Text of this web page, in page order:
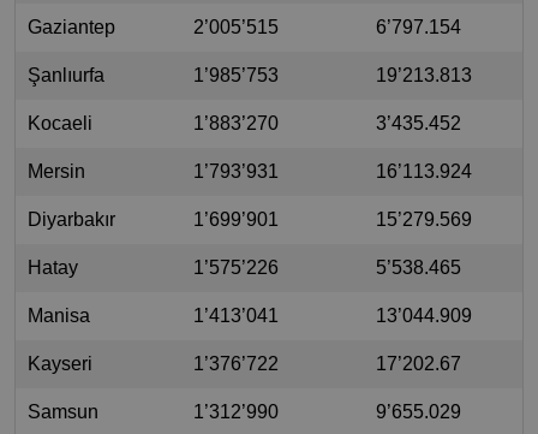
Gaziantep 2’005’515 6’797.154
Şanlıurfa 1’985’753 19’213.813
Kocaeli 1’883’270 3’435.452
Mersin 1’793’931 16’113.924
Diyarbakır 1’699’901 15’279.569
Hatay 1’575’226 5’538.465
Manisa 1’413’041 13’044.909
Kayseri 1’376’722 17’202.67
Samsun 1’312’990 9’655.029